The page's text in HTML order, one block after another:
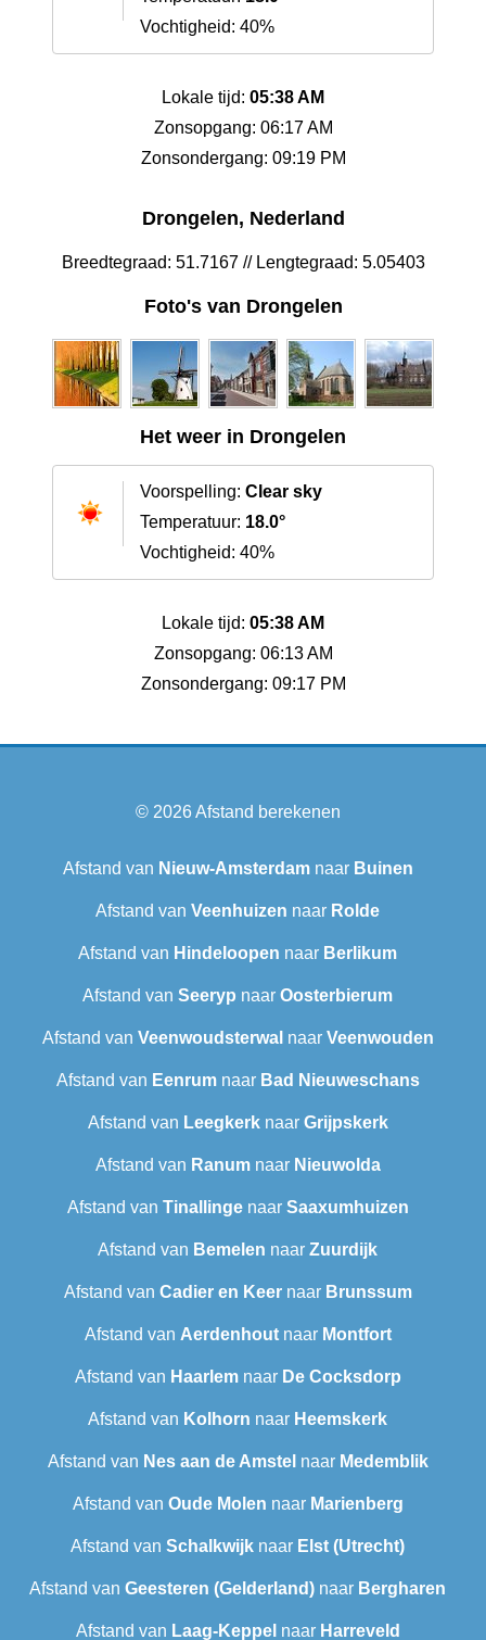
Vochtigheid: 40%
Lokale tijd: 05:38 AM
Zonsopgang: 06:17 AM
Zonsondergang: 09:19 PM
Drongelen, Nederland
Breedtegraad: 51.7167 // Lengtegraad: 5.05403
Foto's van Drongelen
Het weer in Drongelen
Voorspelling: Clear sky
Temperatuur: 18.0°
Vochtigheid: 40%
Lokale tijd: 05:38 AM
Zonsopgang: 06:13 AM
Zonsondergang: 09:17 PM
© 2026Afstand berekenen
Afstand van Nieuw-Amsterdamnaar Buinen
Afstand van Veenhuizen naar Rolde
Afstand van Hindeloopen naar Berlikum
Afstand van Seeryp naar Oosterbierum
Afstand van Veenwoudsterwal naar Veenwouden
Afstand van Eenrumnaar Bad Nieuweschans
Afstand van Leegkerknaar Grijpskerk
Afstand van Ranumnaar Nieuwolda
Afstand van Tinallingenaar Saaxumhuizen
Afstand van Bemelen naar Zuurdijk
Afstand van Cadier en Keernaar Brunssum
Afstand van Aerdenhoutnaar Montfort
Afstand van Haarlemnaar De Cocksdorp
Afstand van Kolhorn naar Heemskerk
Afstand van Nes aan de Amstel naar Medemblik
Afstand van Oude Molen naar Marienberg
Afstand van Schalkwijk naar Elst (Utrecht)
Afstand van Geesteren (Gelderland) naar Bergharen
Afstand van Laag-Keppel naar Harreveld